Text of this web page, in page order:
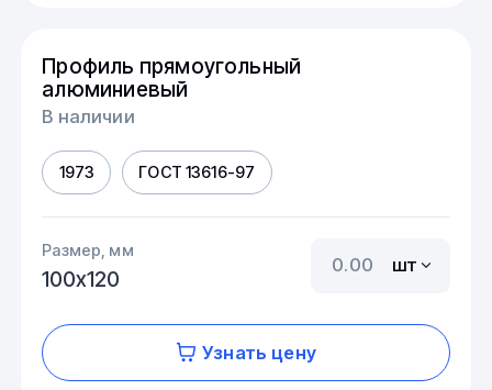
Профиль прямоугольный
алюминиевый
В наличии
1973 ГОСТ 13616-97
Размер, мм
100х120
шт
Узнать цену